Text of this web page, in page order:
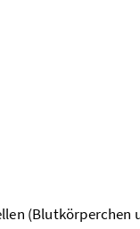
(Blutkörperchen